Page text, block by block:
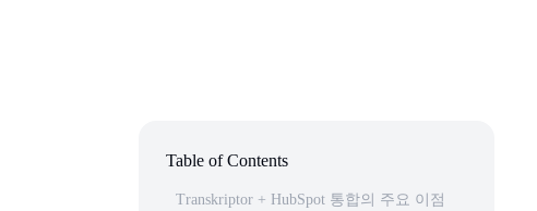
Table of Contents
Transkriptor + HubSpot 통합의 주요 이점